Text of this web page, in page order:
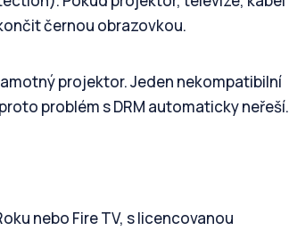
černou obrazovkou.
projektor. Jeden nekompatibilní
problém s DRM automaticky neřeší.
nebo Fire TV, s licencovanou